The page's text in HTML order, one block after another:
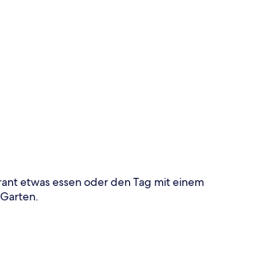
etwas essen oder den Tag mit einem